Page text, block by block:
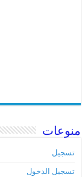
منوعات
تسجيل
تسجيل الدخول